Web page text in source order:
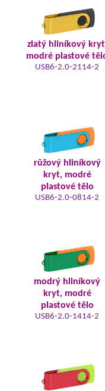
zlatý hliníkový
modré plastové
USB6-2.0-2114-2
růžový hliníkový
kryt, modré
plastové tělo
USB6-2.0-0814-2
modrý hliníkový
kryt, modré
plastové tělo
USB6-2.0-1414-2